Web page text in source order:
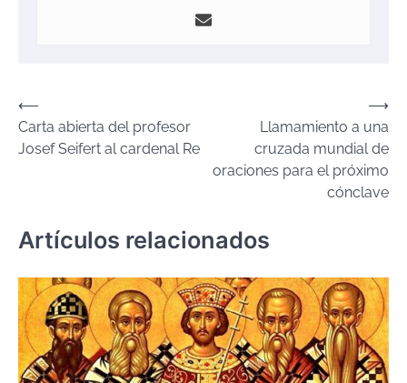
Navegación
de
⟵
Carta abierta del profesor
Josef Seifert al cardenal Re
Llamamiento a una
cruzada mundial de
oraciones para el próximo
cónclave
⟶
Artículos relacionados